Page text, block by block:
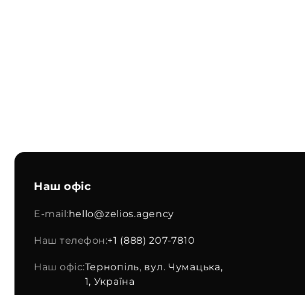
Наш офіс
E-mail:hello@zelios.agency
Наш телефон:+1 (888) 207-7810
Наш офіс:Тернопіль, вул. Чумацька,
1, Україна